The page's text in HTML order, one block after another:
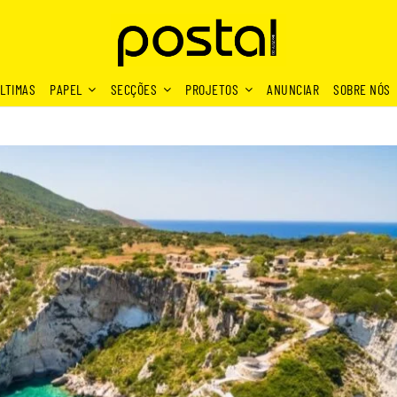
PAPEL SECÇÕES PROJETOS ANUNCIAR SOBRE NÓS